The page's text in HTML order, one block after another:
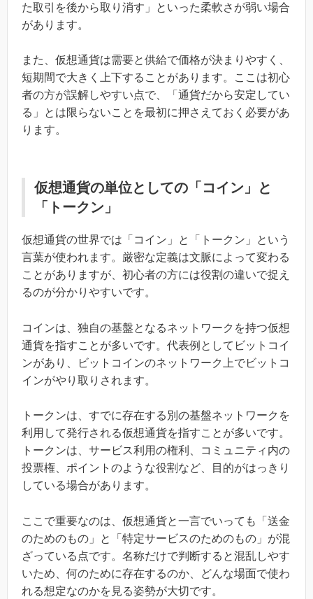
た取引を後から取り消す」といった柔軟さが弱い場合
があります。
また、仮想通貨は需要と供給で価格が決まりやすく、
短期間で大きく上下することがあります。ここは初心
者の方が誤解しやすい点で、「通貨だから安定してい
る」とは限らないことを最初に押さえておく必要があ
ります。
仮想通貨の単位としての「コイン」と
「トークン」
仮想通貨の世界では「コイン」と「トークン」という
言葉が使われます。厳密な定義は文脈によって変わる
ことがありますが、初心者の方には役割の違いで捉え
るのが分かりやすいです。
コインは、独自の基盤となるネットワークを持つ仮想
通貨を指すことが多いです。代表例としてビットコイ
ンがあり、ビットコインのネットワーク上でビットコ
インがやり取りされます。
トークンは、すでに存在する別の基盤ネットワークを
利用して発行される仮想通貨を指すことが多いです。
トークンは、サービス利用の権利、コミュニティ内の
投票権、ポイントのような役割など、目的がはっきり
している場合があります。
ここで重要なのは、仮想通貨と一言でいっても「送金
のためのもの」と「特定サービスのためのもの」が混
ざっている点です。名称だけで判断すると混乱しやす
いため、何のために存在するのか、どんな場面で使わ
れる想定なのかを見る姿勢が大切です。